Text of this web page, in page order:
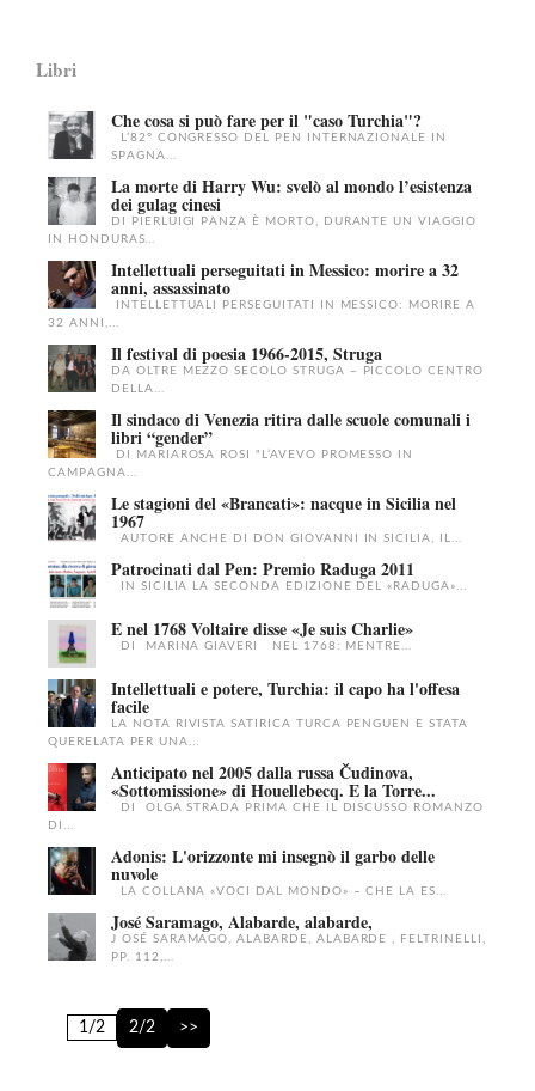
Libri
Che cosa si può fare per il "caso Turchia"?
L’82° CONGRESSO DEL PEN INTERNAZIONALE IN
SPAGNA...
La morte di Harry Wu: svelò al mondo l’esistenza
dei gulag cinesi
DI PIERLUIGI PANZA È MORTO, DURANTE UN VIAGGIO
IN HONDURAS...
Intellettuali perseguitati in Messico: morire a 32
anni, assassinato
INTELLETTUALI PERSEGUITATI IN MESSICO: MORIRE A
32 ANNI,...
Il festival di poesia 1966-2015, Struga
DA OLTRE MEZZO SECOLO STRUGA – PICCOLO CENTRO
DELLA...
Il sindaco di Venezia ritira dalle scuole comunali i
libri “gender”
DI MARIAROSA ROSI "L’AVEVO PROMESSO IN
CAMPAGNA...
Le stagioni del «Brancati»: nacque in Sicilia nel
1967
AUTORE ANCHE DI DON GIOVANNI IN SICILIA, IL...
Patrocinati dal Pen: Premio Raduga 2011
IN SICILIA LA SECONDA EDIZIONE DEL «RADUGA»...
E nel 1768 Voltaire disse «Je suis Charlie»
DI MARINA GIAVERI NEL 1768: MENTRE...
Intellettuali e potere, Turchia: il capo ha l'offesa
facile
LA NOTA RIVISTA SATIRICA TURCA PENGUEN E STATA
QUERELATA PER UNA...
Anticipato nel 2005 dalla russa Čudinova,
«Sottomissione» di Houellebecq. E la Torre...
DI OLGA STRADA PRIMA CHE IL DISCUSSO ROMANZO
DI...
Adonis: L'orizzonte mi insegnò il garbo delle
nuvole
LA COLLANA «VOCI DAL MONDO» – CHE LA ES...
José Saramago, Alabarde, alabarde,
J OSÉ SARAMAGO, ALABARDE, ALABARDE , FELTRINELLI,
PP. 112,...
1/2 2/2 >>